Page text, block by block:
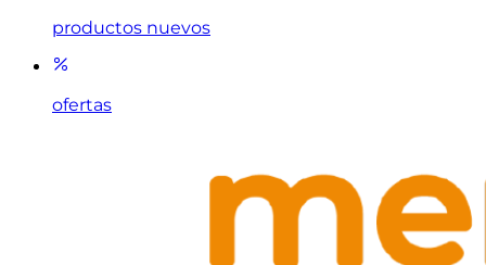
productos nuevos
ofertas